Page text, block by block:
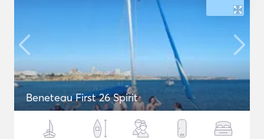
Beneteau First 26 Spirit